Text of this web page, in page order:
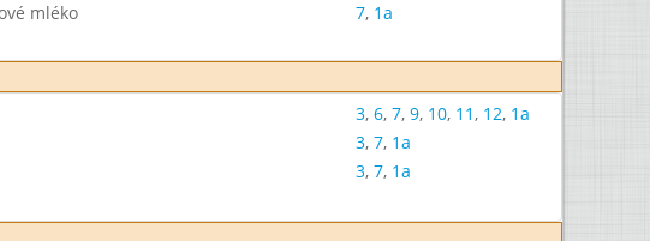
mléko 7, 1a
3, 6, 7, 9, 10, 11, 12, 1a
3, 7, 1a
3, 7, 1a